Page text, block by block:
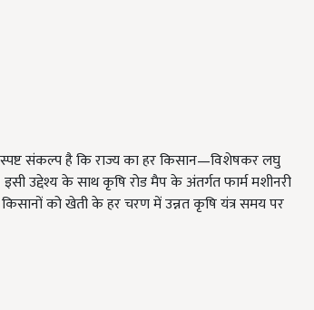
स्पष्ट संकल्प है कि राज्य का हर किसान—विशेषकर लघु
उद्देश्य के साथ कृषि रोड मैप के अंतर्गत फार्म मशीनरी
को खेती के हर चरण में उन्नत कृषि यंत्र समय पर